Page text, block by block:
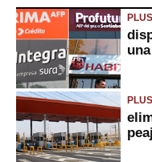
PLUS
PLUS